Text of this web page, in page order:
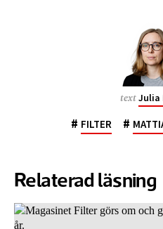
text Julia
# FILTER #
Relaterad läsning